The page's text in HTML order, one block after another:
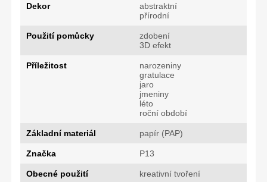
Dekor
abstraktní
přírodní
Použití pomůcky
zdobení
3D efekt
Příležitost
narozeniny
gratulace
jaro
jmeniny
léto
roční období
Základní materiál papír (PAP)
Značka P13
Obecné použití kreativní tvoření